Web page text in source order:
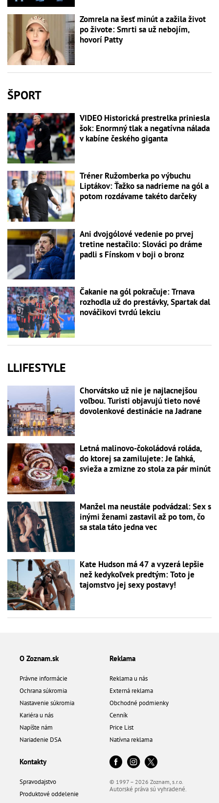
Zomrela na šesť minút a zažila život
po živote: Smrti sa už nebojím,
hovorí Patty
ŠPORT
VIDEO Historická prestrelka priniesla
šok: Enormný tlak a negatívna nálada
v kabíne českého giganta
Tréner Ružomberka po výbuchu
Liptákov: Ťažko sa nadrieme na gól a
potom rozdávame takéto darčeky
Ani dvojgólové vedenie po prvej
tretine nestačilo: Slováci po dráme
padli s Fínskom v boji o bronz
Čakanie na gól pokračuje: Trnava
rozhodla už do prestávky, Spartak dal
nováčikovi tvrdú lekciu
LLIFESTYLE
Chorvátsko už nie je najlacnejšou
voľbou. Turisti objavujú tieto nové
dovolenkové destinácie na Jadrane
Letná malinovo-čokoládová roláda,
do ktorej sa zamilujete: Je ľahká,
svieža a zmizne zo stola za pár minút
Manžel ma neustále podvádzal: Sex s
inými ženami zastavil až po tom, čo
sa stala táto jedna vec
Kate Hudson má 47 a vyzerá lepšie
než kedykoľvek predtým: Toto je
tajomstvo jej sexy postavy!
O Zoznam.sk
Právne informácie
Ochrana súkromia
Nastavenie súkromia
Kariéra u nás
Napíšte nám
Nariadenie DSA
Reklama
Reklama u nás
Externá reklama
Obchodné podmienky
Cenník
Price List
Natívna reklama
Kontakty
Spravodajstvo
Produktové oddelenie
© 1997 – 2026 Zoznam, s.r.o.
Autorské práva sú vyhradené.